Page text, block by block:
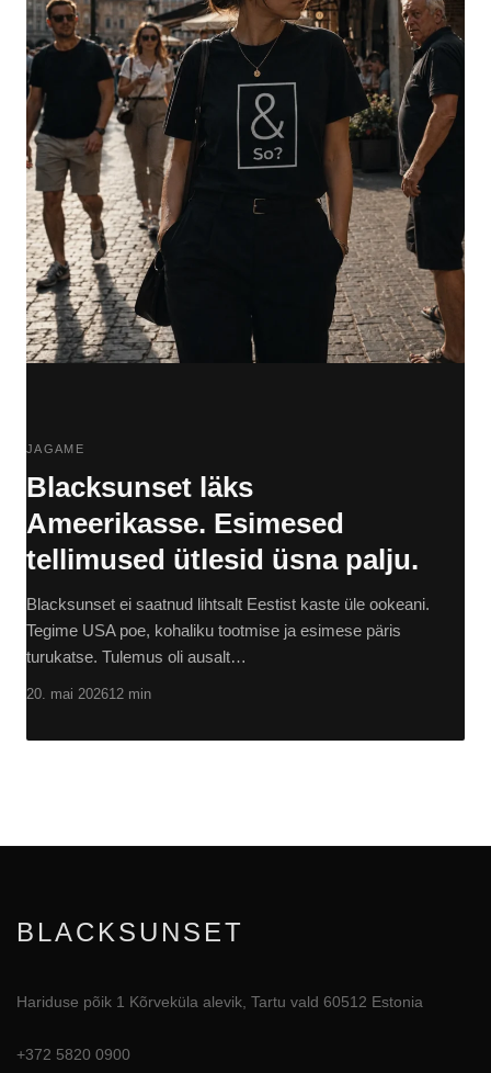
JAGAME
Blacksunset läks
Ameerikasse. Esimesed
tellimused ütlesid üsna palju.
Blacksunset ei saatnud lihtsalt Eestist kaste üle ookeani.
Tegime USA poe, kohaliku tootmise ja esimese päris
turukatse. Tulemus oli ausalt…
20. mai 202612 min
BLACKSUNSET
Hariduse põik 1 Kõrveküla alevik, Tartu vald 60512 Estonia
+372 5820 0900